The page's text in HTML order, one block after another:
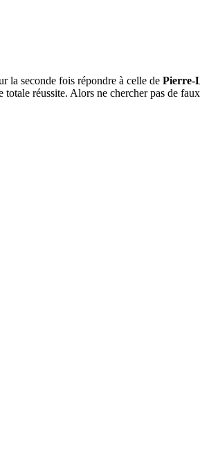
la seconde fois répondre à celle de Pierre-
réussite. Alors ne chercher pas de